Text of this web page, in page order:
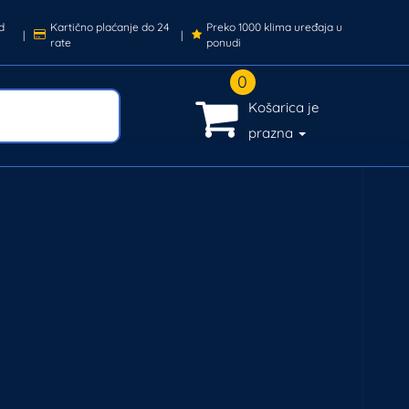
|
Kartično plaćanje do 24
rate
|
Preko 1000 klima uređaja u
ponudi
0
Košarica je
prazna